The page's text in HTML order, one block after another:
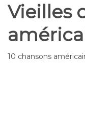
Vieilles
10 chansons